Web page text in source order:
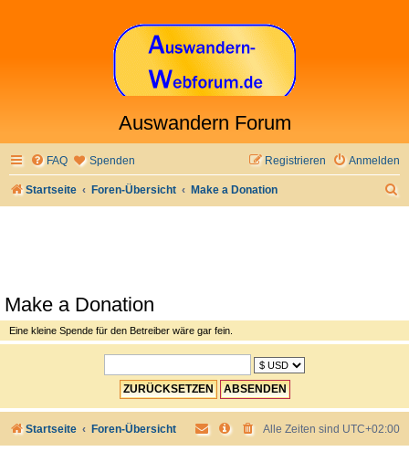
Auswandern Forum
FAQ Spenden Anmelden
Registrieren
Startseite Foren-Übersicht Make a Donation
Make a Donation
Eine kleine Spende für den Betreiber wäre gar fein.
Startseite Foren-Übersicht Alle Zeiten sind UTC+02:00